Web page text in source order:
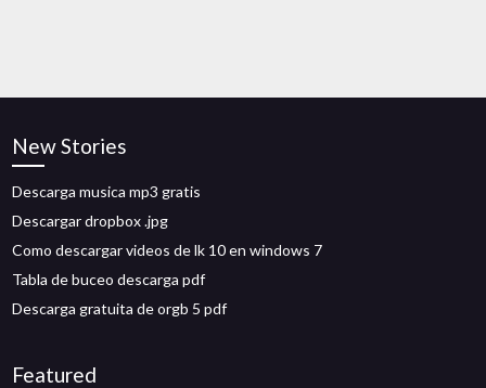
New Stories
Descarga musica mp3 gratis
Descargar dropbox .jpg
Como descargar videos de lk 10 en windows 7
Tabla de buceo descarga pdf
Descarga gratuita de orgb 5 pdf
Featured